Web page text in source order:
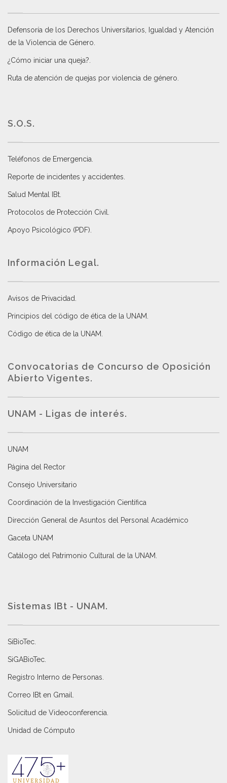
Defensoría de los Derechos Universitarios, Igualdad y Atención
de la Violencia de Género
¿Cómo iniciar una queja?
Ruta de atención de quejas por violencia de género
S.O.S.
Teléfonos de Emergencia.
Reporte de incidentes y accidentes
Salud Mental IBt
Protocolos de Protección Civil
Apoyo Psicológico (PDF)
Información Legal.
Avisos de Privacidad
Principios del código de ética de la UNAM
Código de ética de la UNAM
Convocatorias de Concurso de Oposición
Abierto Vigentes.
UNAM - Ligas de interés.
UNAM
Página del Rector
Consejo Universitario
Coordinación de la Investigación Científica
Dirección General de Asuntos del Personal Académico
Gaceta UNAM
Catálogo del Patrimonio Cultural de la UNAM.
Sistemas IBt - UNAM.
SiBioTec
SiGABioTec.
Registro Interno de Personas
Correo IBt en Gmail
Solicitud de Videoconferencia.
Unidad de Cómputo